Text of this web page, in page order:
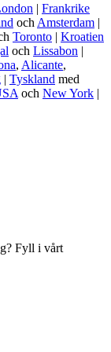
| Frankrike
och Amsterdam |
Toronto | Kroatien
och Lissabon |
, Alicante,
| Tyskland med
och New York |
Fyll i vårt